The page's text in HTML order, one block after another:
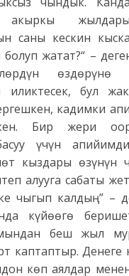
акыркы
саны кес­кин
жатат?“ –
иликтесек, бул
кадимки
Бир жери
үчүн
кыздары
алууга сабаты
чыгып калдың” –
күйөөгө
мындан беш жыл
каптаптыр. Денеге
көп аялдар